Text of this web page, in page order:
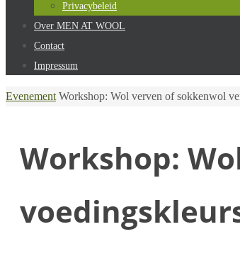
Privacybeleid
Over MEN AT WOOL
Contact
Impressum
Home
Evenement Workshop: Wol verven of sokkenwol
Workshop: